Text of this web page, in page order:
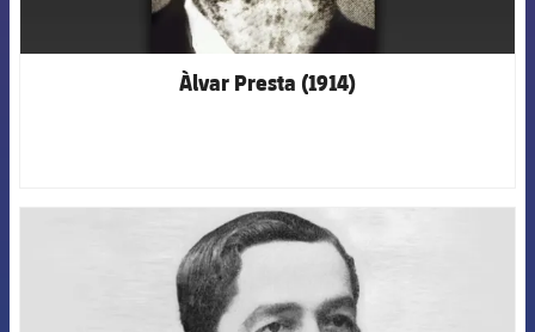
Àlvar Presta (1914)
FCB Barcelona badge